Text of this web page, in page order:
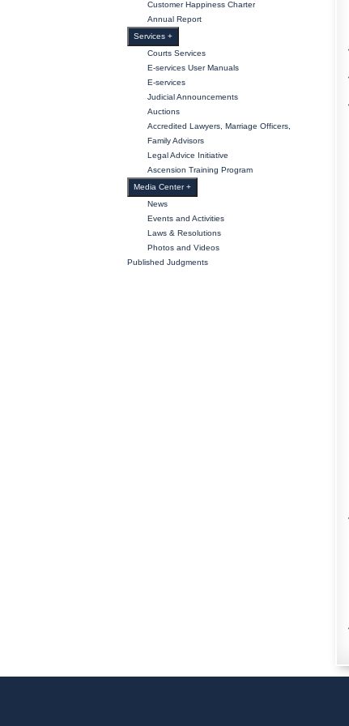
Customer Happiness Charter
Annual Report
Services +
Courts Services
E-services User Manuals
E-services
Judicial Announcements
Auctions
Accredited Lawyers, Marriage Officers,
Family Advisors
Legal Advice Initiative
Ascension Training Program
Media Center +
News
Events and Activities
Laws & Resolutions
Photos and Videos
Published Judgments